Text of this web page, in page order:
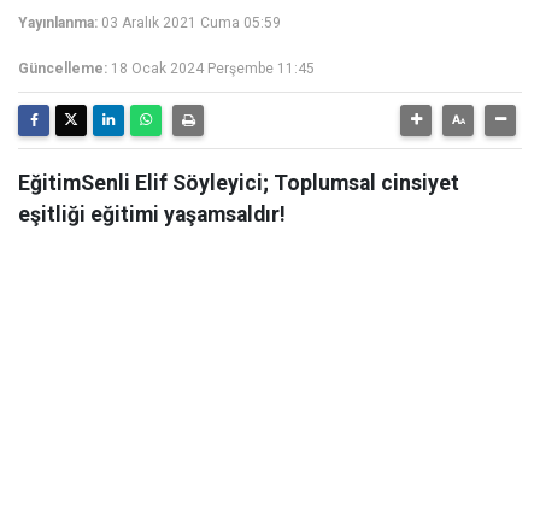
Yayınlanma: 03 Aralık 2021 Cuma 05:59
Güncelleme: 18 Ocak 2024 Perşembe 11:45
EğitimSenli Elif Söyleyici; Toplumsal cinsiyet
eşitliği eğitimi yaşamsaldır!